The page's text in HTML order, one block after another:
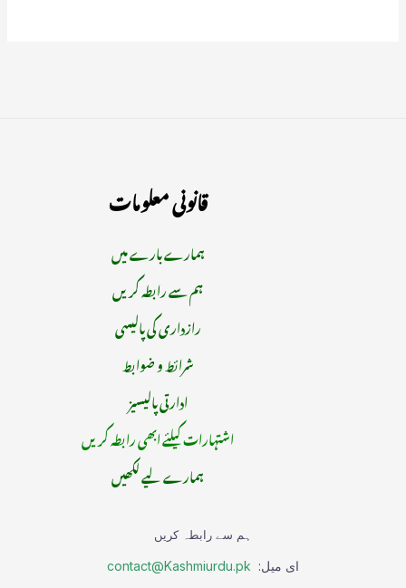
قانونی معلومات
ہمارے بارے میں
ہم سے رابطہ کریں
رازداری کی پالیسی
شرائط و ضوابط
ادارتی پالیسیز
اشتہارات کیلئے ابھی رابطہ کریں
ہمارے لیے لکھیں
ہم سے رابطہ کریں
ای میل: contact@Kashmiurdu.pk